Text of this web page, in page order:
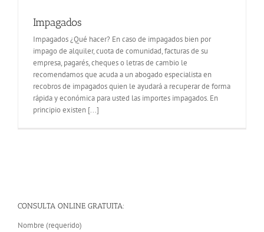
Impagados
Impagados ¿Qué hacer? En caso de impagados bien por
impago de alquiler, cuota de comunidad, facturas de su
empresa, pagarés, cheques o letras de cambio le
recomendamos que acuda a un abogado especialista en
recobros de impagados quien le ayudará a recuperar de forma
rápida y económica para usted las importes impagados. En
principio existen [...]
CONSULTA ONLINE GRATUITA:
Nombre (requerido)